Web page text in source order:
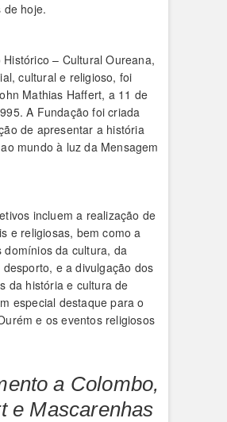
de hoje.
Histórico – Cultural Oureana,
cultural e religioso, foi
Mathias Haffert, a 11 de
A Fundação foi criada
de apresentar a história
mundo à luz da Mensagem
incluem a realização de
e religiosas, bem como a
domínios da cultura, da
e a divulgação dos
da história e cultura de
especial destaque para o
e os eventos religiosos
a Colombo,
e Mascarenhas